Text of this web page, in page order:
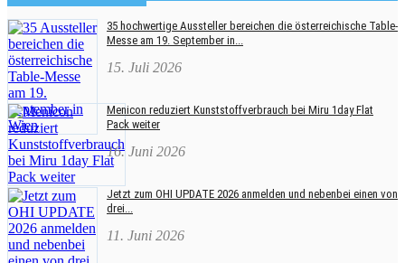
35 hochwertige Aussteller bereichen die österreichische Table-
Messe am 19. September in...
15. Juli 2026
Menicon reduziert Kunststoffverbrauch bei Miru 1day Flat
Pack weiter
16. Juni 2026
Jetzt zum OHI UPDATE 2026 anmelden und nebenbei einen von
drei...
11. Juni 2026